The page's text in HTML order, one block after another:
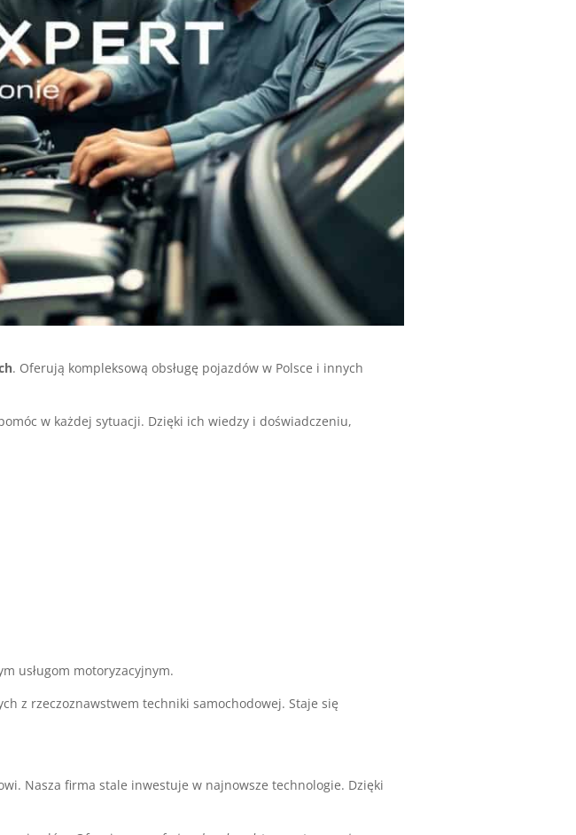
. Oferują kompleksową obsługę pojazdów w Polsce i innych
w każdej sytuacji. Dzięki ich wiedzy i doświadczeniu,
usługom motoryzacyjnym.
z rzeczoznawstwem techniki samochodowej. Staje się
Nasza firma stale inwestuje w najnowsze technologie. Dzięki